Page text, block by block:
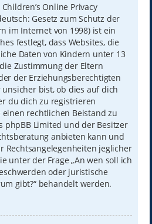
Online Privacy
Gesetz zum Schutz der
im Internet von 1998) ist ein
festlegt, dass Websites, die
Daten von Kindern unter 13
Zustimmung der Eltern
der Erziehungsberechtigten
bist, ob dies auf dich
du dich zu registrieren
rechtlichen Beistand zu
phpBB Limited und der Besitzer
anbieten kann und
Rechtsangelegenheiten jeglicher
unter der Frage „An wen soll ich
oder juristische
gibt?“ behandelt werden.